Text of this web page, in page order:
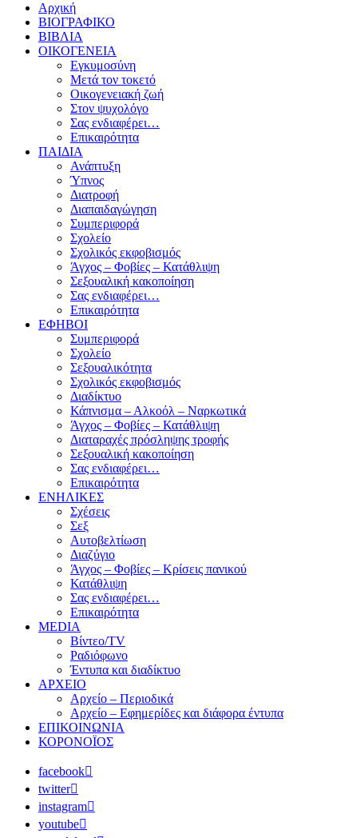
Αρχική
ΒΙΟΓΡΑΦΙΚΟ
ΒΙΒΛΙΑ
ΟΙΚΟΓΕΝΕΙΑ
Εγκυμοσύνη
Μετά τον τοκετό
Οικογενειακή ζωή
Στον ψυχολόγο
Σας ενδιαφέρει…
Επικαιρότητα
ΠΑΙΔΙΑ
Ανάπτυξη
Ύπνος
Διατροφή
Διαπαιδαγώγηση
Συμπεριφορά
Σχολείο
Σχολικός εκφοβισμός
Άγχος – Φοβίες – Κατάθλιψη
Σεξουαλική κακοποίηση
Σας ενδιαφέρει…
Επικαιρότητα
ΕΦΗΒΟΙ
Συμπεριφορά
Σχολείο
Σεξουαλικότητα
Σχολικός εκφοβισμός
Διαδίκτυο
Κάπνισμα – Αλκοόλ – Ναρκωτικά
Άγχος – Φοβίες – Κατάθλιψη
Διαταραχές πρόσληψης τροφής
Σεξουαλική κακοποίηση
Σας ενδιαφέρει…
Επικαιρότητα
ΕΝΗΛΙΚΕΣ
Σχέσεις
Σεξ
Αυτοβελτίωση
Διαζύγιο
Άγχος – Φοβίες – Κρίσεις πανικού
Κατάθλιψη
Σας ενδιαφέρει…
Επικαιρότητα
MEDIA
Βίντεο/TV
Ραδιόφωνο
Έντυπα και διαδίκτυο
ΑΡΧΕΙΟ
Αρχείο – Περιοδικά
Αρχείο – Εφημερίδες και διάφορα έντυπα
ΕΠΙΚΟΙΝΩΝΙΑ
ΚΟΡΟΝΟΪΟΣ
facebook
twitter
instagram
youtube